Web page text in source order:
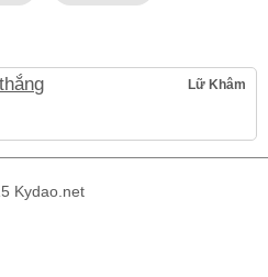
thắng Lữ Khâm
Kydao.net